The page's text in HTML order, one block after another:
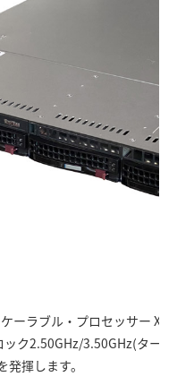
ーラブル・プロセッサー
ク2.50GHz/3.50GHz(ター
揮します。